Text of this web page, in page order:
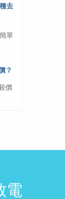
去
單
？
價
電